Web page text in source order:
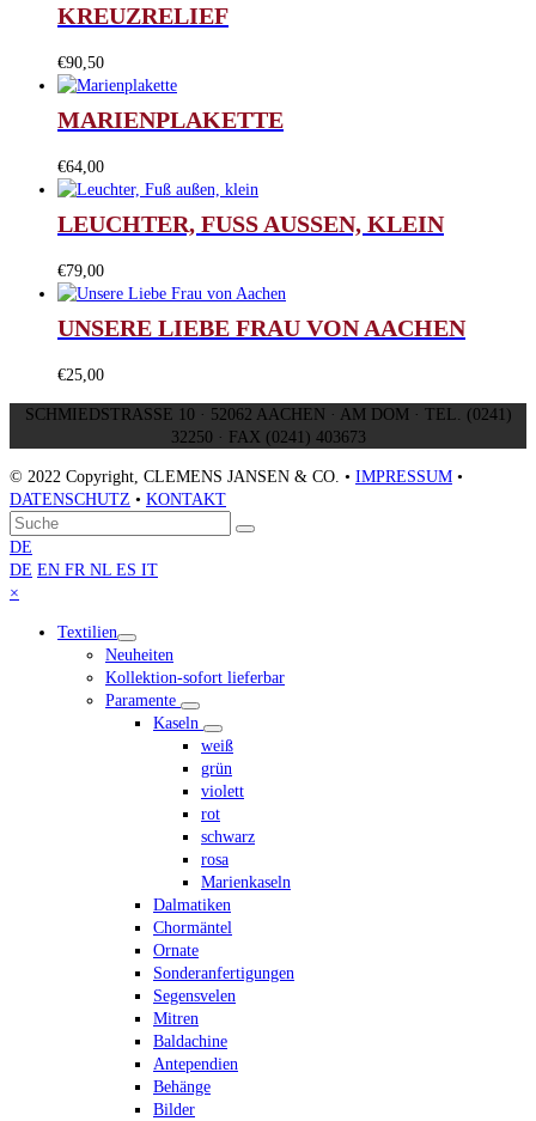
KREUZRELIEF
€90,50
MARIENPLAKETTE
€64,00
LEUCHTER, FUSS AUSSEN, KLEIN
€79,00
UNSERE LIEBE FRAU VON AACHEN
€25,00
SCHMIEDSTRASSE 10 · 52062 AACHEN · AM DOM · TEL. (0241)
32250 · FAX (0241) 403673
© 2022 Copyright, CLEMENS JANSEN & CO. • IMPRESSUM •
DATENSCHUTZ • KONTAKT
An
den
Anfang
scrollen
Suche
Senden
DE
DE EN FR NL ES IT
×
menu
Textilien
Neuheiten
Kollektion-sofort lieferbar
Paramente
Kaseln
weiß
grün
violett
rot
schwarz
rosa
Marienkaseln
Dalmatiken
Chormäntel
Ornate
Sonderanfertigungen
Segensvelen
Mitren
Baldachine
Antependien
Behänge
Bilder